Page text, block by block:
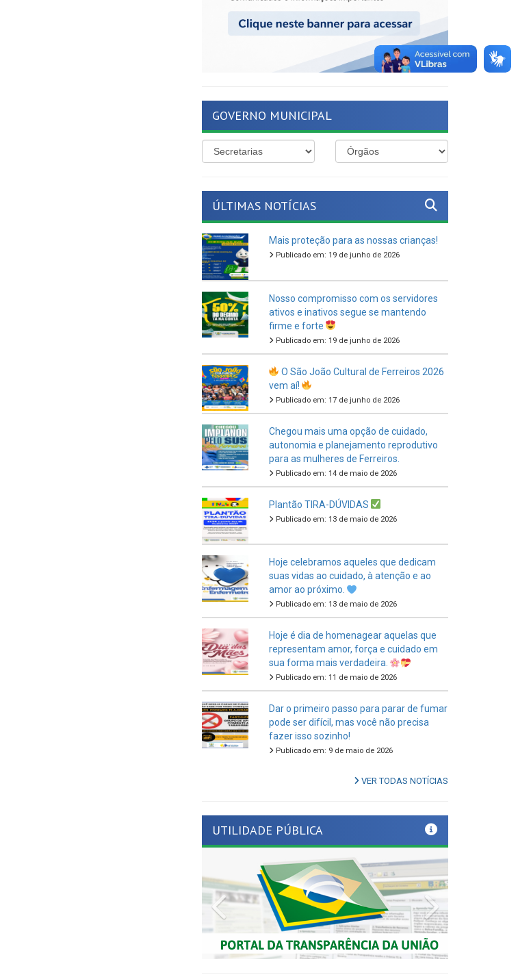
Mais proteção para as nossas crianças!
firme e forte
Publicado em: 19 de junho de 2026
Publicado em: 17 de junho de 2026
para as mulheres de Ferreiros.
Publicado em: 14 de maio de 2026
Publicado em: 13 de maio de 2026
amor ao próximo.
Publicado em: 13 de maio de 2026
sua forma mais verdadeira.
Publicado em: 11 de maio de 2026
fazer isso sozinho!
Publicado em: 9 de maio de 2026
Previous Next